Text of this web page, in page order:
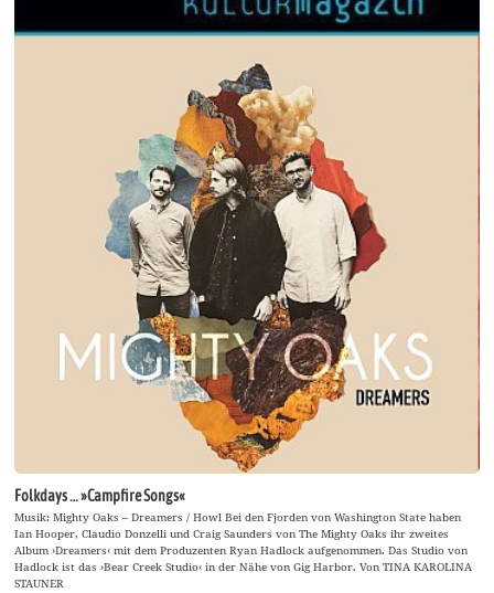
Folkdays … »Campfire Songs«
Musik: Mighty Oaks – Dreamers / Howl Bei den Fjorden von Washington State haben
Ian Hooper, Claudio Donzelli und Craig Saunders von The Mighty Oaks ihr zweites
Album ›Dreamers‹ mit dem Produzenten Ryan Hadlock aufgenommen. Das Studio von
Hadlock ist das ›Bear Creek Studio‹ in der Nähe von Gig Harbor. Von TINA KAROLINA
STAUNER